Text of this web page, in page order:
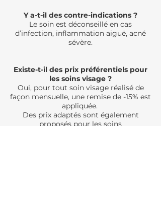
Y a-t-il des contre-indications ?
Le soin est déconseillé en cas
d’infection, inflammation aiguë, acné
sévère.
Existe-t-il des prix préférentiels pour
les soins visage ?
Oui, pour tout soin visage réalisé de
façon mensuelle, une remise de -15% est
appliquée.
Des prix adaptés sont également
proposés pour les soins